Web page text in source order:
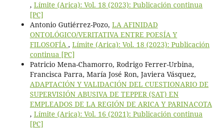
, Límite (Arica): Vol. 18 (2023): Publicación continua
[PC]
Antonio Gutiérrez-Pozo, LA AFINIDAD
ONTOLÓGICO/VERITATIVA ENTRE POESÍA Y
FILOSOFÍA , Límite (Arica): Vol. 18 (2023): Publicación
continua [PC]
Patricio Mena-Chamorro, Rodrigo Ferrer-Urbina,
Francisca Parra, María José Ron, Javiera Vásquez,
ADAPTACIÓN Y VALIDACIÓN DEL CUESTIONARIO DE
SUPERVISIÓN ABUSIVA DE TEPPER (SAT) EN
EMPLEADOS DE LA REGIÓN DE ARICA Y PARINACOTA
, Límite (Arica): Vol. 16 (2021): Publicación continua
[PC]